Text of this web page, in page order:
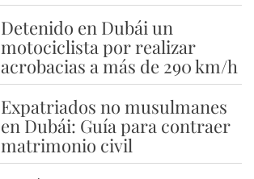
Detenido en Dubái un
motociclista por realizar
acrobacias a más de 290 km/h
Expatriados no musulmanes
en Dubái: Guía para contraer
matrimonio civil